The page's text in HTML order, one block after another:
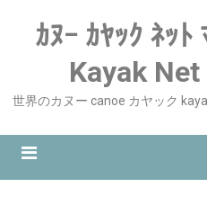
ｶﾇｰ ｶﾔｯｸ ﾈｯﾄ
Kayak
世界のカヌー canoe カヤック